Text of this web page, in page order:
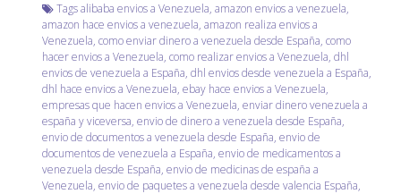
Tagsalibaba envios a Venezuela,amazon envios a venezuela,
amazon hace envios a venezuela,amazon realiza envios a
Venezuela,como enviar dinero a venezuela desde España,como
hacer envios a Venezuela,como realizar envios a Venezuela,dhl
envios de venezuela a España,dhl envios desde venezuela a España,
dhl hace envios a Venezuela,ebay hace envios a Venezuela,
empresas que hacen envios a Venezuela,enviar dinero venezuela a
españa y viceversa,envio de dinero a venezuela desde España,
envio de documentos a venezuela desde España,envio de
documentos de venezuela a España,envio de medicamentos a
venezuela desde España,envio de medicinas de españa a
Venezuela,envio de paquetes a venezuela desde valencia España,